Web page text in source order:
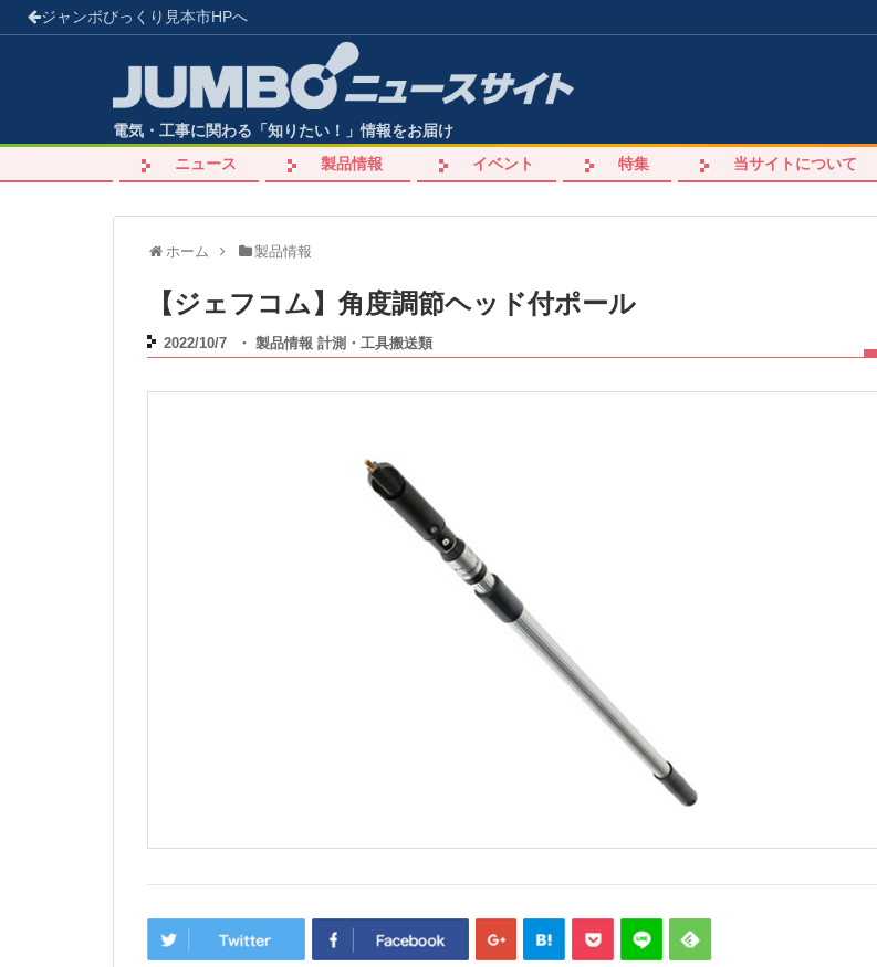
ジャンボびっくり見本市HPへ
電気・工事に関わる「知りたい！」情報をお届け
ニュース
製品情報 イベント 特集 当サイトについて
ホーム 製品情報
【ジェフコム】角度調節ヘッド付ポール
2022/10/7 ・ 製品情報 計測・工具搬送類